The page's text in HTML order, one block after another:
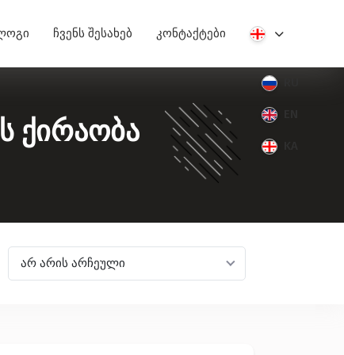
ჩვენს შესახებ კონტაქტები
ქირაობა
არ არის არჩეული